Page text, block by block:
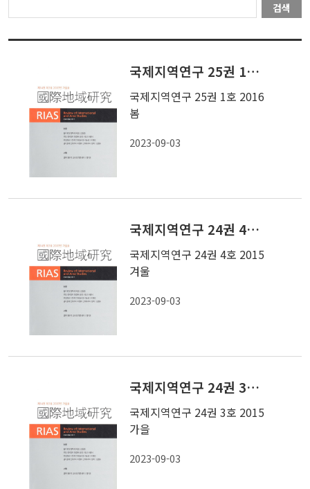
검색
국제지역연구 25권 1호 2016 봄
국제지역연구 25권 1호 2016
봄
2023-09-03
국제지역연구 24권 4호 2015 겨울
국제지역연구 24권 4호 2015
겨울
2023-09-03
국제지역연구 24권 3호 2015 가을
국제지역연구 24권 3호 2015
가을
2023-09-03